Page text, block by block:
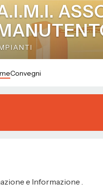
Convegni
e Informazione .